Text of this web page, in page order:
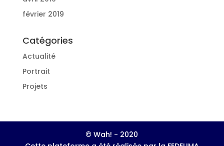
février 2019
Catégories
Actualité
Portrait
Projets
© Wah! - 2020